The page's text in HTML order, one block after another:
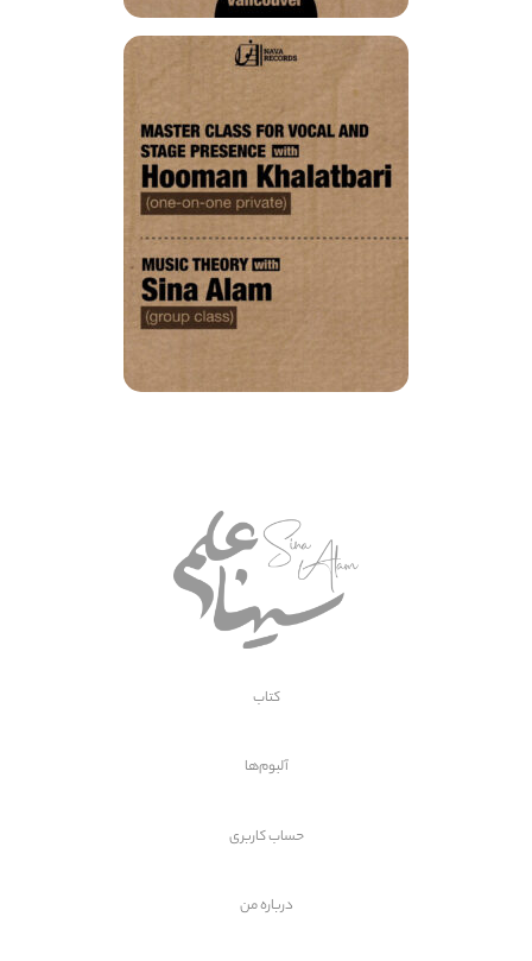
کتاب
آلبوم‌ها
حساب کاربری
درباره من